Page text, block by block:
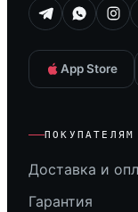
App Store
ПОКУПАТЕЛЯМ
Доставка и
Гарантия